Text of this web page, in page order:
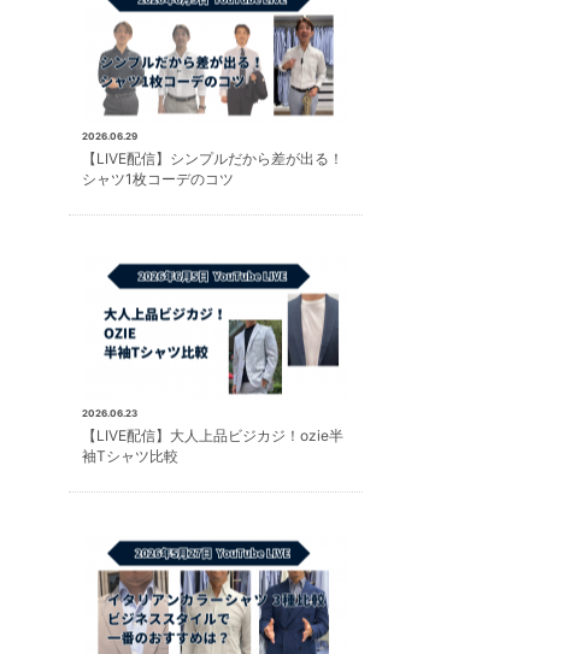
2026.06.29
【LIVE配信】シンプルだから差が出る！
シャツ1枚コーデのコツ
2026.06.23
【LIVE配信】大人上品ビジカジ！ozie半
袖Tシャツ比較